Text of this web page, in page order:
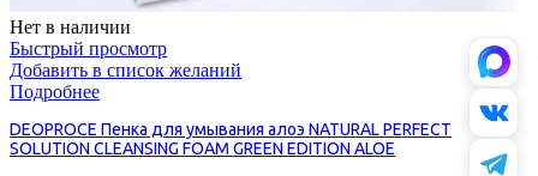
Нет в наличии
Быстрый просмотр
Добавить в список желаний
Подробнее
DEOPROCE Пенка для умывания алоэ NATURAL PERFECT
SOLUTION CLEANSING FOAM GREEN EDITION ALOE